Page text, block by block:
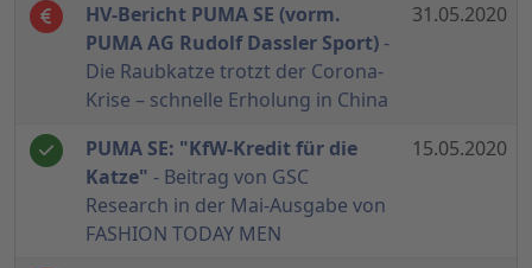
HV-Bericht PUMA SE (vorm.
PUMA AG Rudolf Dassler Sport) -
Die Raubkatze trotzt der Corona-
Krise – schnelle Erholung in China
31.05.2020
PUMA SE: "KfW-Kredit für die
Katze" - Beitrag von GSC
Research in der Mai-Ausgabe von
FASHION TODAY MEN
15.05.2020